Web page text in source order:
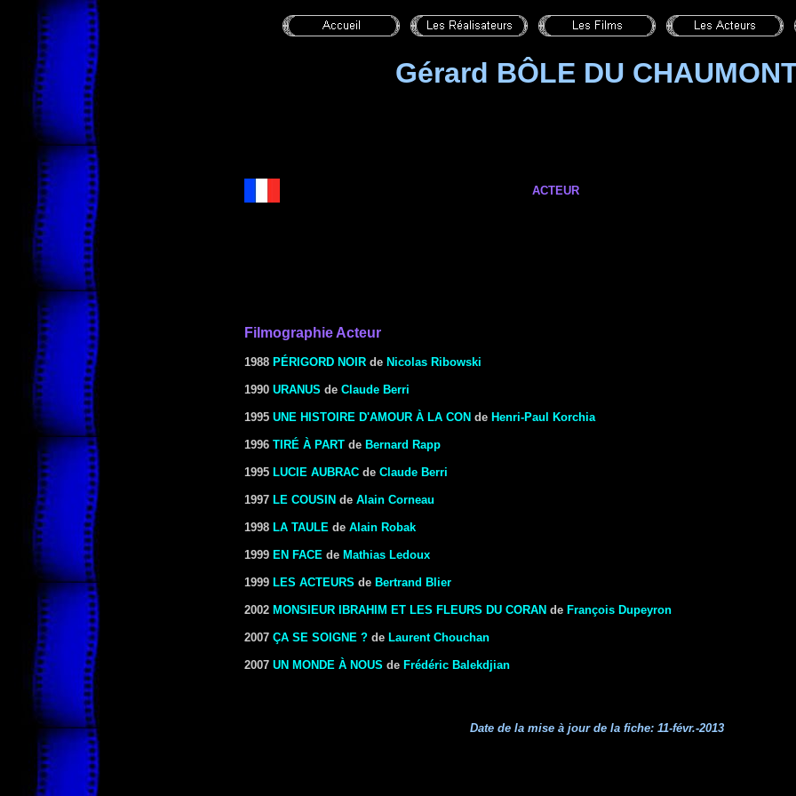
Gérard BÔLE DU
ACTEUR
Filmographie Acteur
1988 PÉRIGORD NOIR de Nicolas Ribowski
1990 URANUS de Claude Berri
1995 UNE HISTOIRE D'AMOUR À LA CON de Henri-Paul Korchia
1996 TIRÉ À PART de Bernard Rapp
1995 LUCIE AUBRAC de Claude Berri
1997 LE COUSIN de Alain Corneau
1998 LA TAULE de Alain Robak
1999 EN FACE de Mathias Ledoux
1999 LES ACTEURS de Bertrand Blier
2002 MONSIEUR IBRAHIM ET LES FLEURS DU CORAN de François Dupeyron
2007 ÇA SE SOIGNE ? de Laurent Chouchan
2007 UN MONDE À NOUS de Frédéric Balekdjian
Date de la mise à jour de la fiche: 11-févr.-2013